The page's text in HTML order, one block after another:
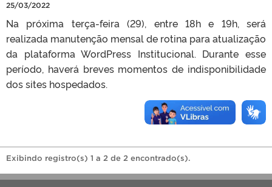
25/03/2022
Na próxima terça-feira (29), entre 18h e 19h, será
realizada manutenção mensal de rotina para atualização
da plataforma WordPress Institucional. Durante esse
período, haverá breves momentos de indisponibilidade
dos sites hospedados.
Exibindo registro(s) 1 a 2 de 2 encontrado(s).